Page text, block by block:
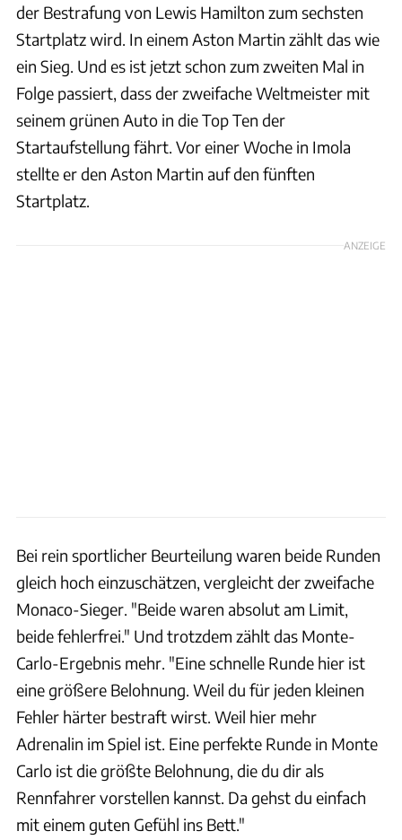
der Bestrafung von Lewis Hamilton zum sechsten
Startplatz wird. In einem Aston Martin zählt das wie
ein Sieg. Und es ist jetzt schon zum zweiten Mal in
Folge passiert, dass der zweifache Weltmeister mit
seinem grünen Auto in die Top Ten der
Startaufstellung fährt. Vor einer Woche in Imola
stellte er den Aston Martin auf den fünften
Startplatz.
ANZEIGE
Bei rein sportlicher Beurteilung waren beide Runden
gleich hoch einzuschätzen, vergleicht der zweifache
Monaco-Sieger. "Beide waren absolut am Limit,
beide fehlerfrei." Und trotzdem zählt das Monte-
Carlo-Ergebnis mehr. "Eine schnelle Runde hier ist
eine größere Belohnung. Weil du für jeden kleinen
Fehler härter bestraft wirst. Weil hier mehr
Adrenalin im Spiel ist. Eine perfekte Runde in Monte
Carlo ist die größte Belohnung, die du dir als
Rennfahrer vorstellen kannst. Da gehst du einfach
mit einem guten Gefühl ins Bett."